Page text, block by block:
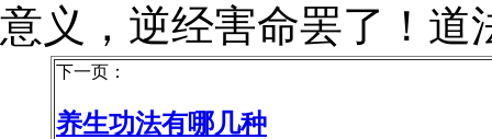
意义，逆经害命罢了！道
下一页：
养生功法有哪几种